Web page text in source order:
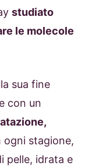
studiato
le molecole
sua fine
con un
ogni stagione,
pelle, idrata e